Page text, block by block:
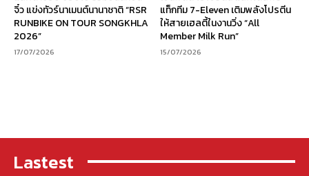
จิ๋ว แข่งทัวร์นาเมนต์นานาชาติ “RSR
RUNBIKE ON TOUR SONGKHLA
2026”
17/07/2026
แท็กทีม 7-Eleven เติมพลังโปรตีน
ให้สายเฮลตี้ในงานวิ่ง “All
Member Milk Run”
15/07/2026
Lastest